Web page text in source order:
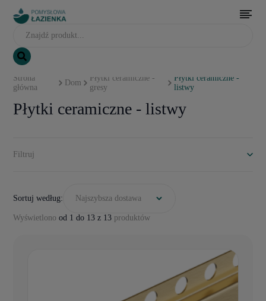
Strona
główna
Dom
Płytki ceramiczne -
gresy
Płytki ceramiczne -
listwy
Płytki ceramiczne - listwy
Filtruj
Wyświetlono od 1 do 13 z 13 produktów
Sortuj według: Najszybsza dostawa